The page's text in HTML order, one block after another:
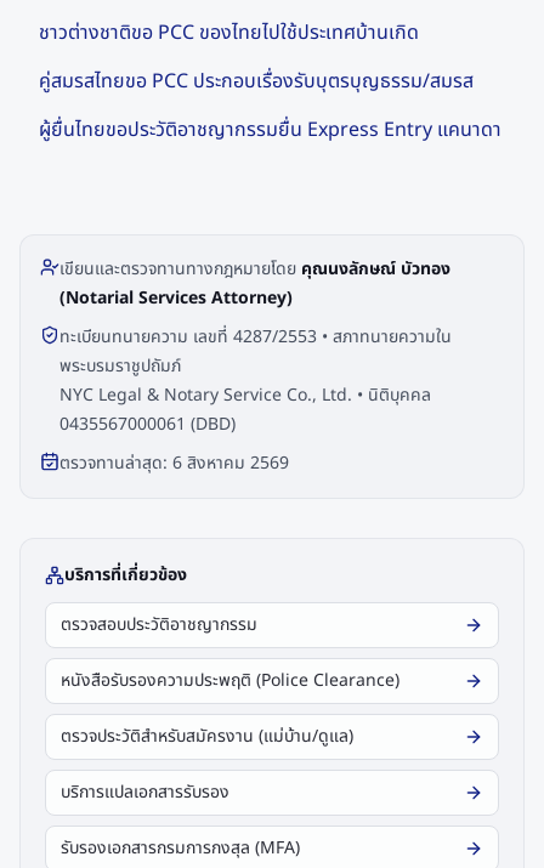
ชาวต่างชาติขอ PCC ของไทยไปใช้ประเทศบ้านเกิด
คู่สมรสไทยขอ PCC ประกอบเรื่องรับบุตรบุญธรรม/สมรส
ผู้ยื่นไทยขอประวัติอาชญากรรมยื่น Express Entry แคนาดา
เขียนและตรวจทานทางกฎหมายโดย คุณนงลักษณ์ บัวทอง
(Notarial Services Attorney)
ทะเบียนทนายความ เลขที่ 4287/2553 • สภาทนายความใน
พระบรมราชูปถัมภ์
NYC Legal & Notary Service Co., Ltd. • นิติบุคคล
0435567000061 (DBD)
ตรวจทานล่าสุด: 6 สิงหาคม 2569
บริการที่เกี่ยวข้อง
ตรวจสอบประวัติอาชญากรรม
หนังสือรับรองความประพฤติ (Police Clearance)
ตรวจประวัติสำหรับสมัครงาน (แม่บ้าน/ดูแล)
บริการแปลเอกสารรับรอง
รับรองเอกสารกรมการกงสุล (MFA)